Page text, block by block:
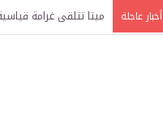
أخبار عاجلة ضبط كميات كبيرة من الذهب تتجاوز قيمتها